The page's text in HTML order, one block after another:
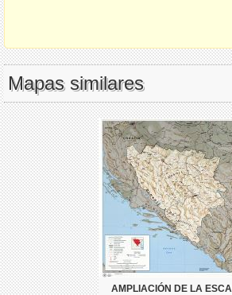
Mapas similares
AMPLIACIÓN DE LA